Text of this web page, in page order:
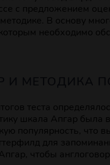
с предложением
В основу
необходимо
теста
шкала Апгар была
популярность, что
для
чтобы